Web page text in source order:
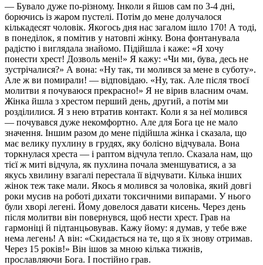
— Бувало дуже по-різному. Інколи я йшов сам по 3-4 дні,
борючись із жаром пустелі. Потім до мене долучалося
кількадесят чоловік. Якогось дня нас загалом ішло 170! А тоді,
в понеділок, я помітив у натовпі жінку. Вона фонтанувала
радістю і виглядала знайомо. Підійшла і каже: «Я хочу
понести хрест! Дозволь мені!» Я кажу: «Чи ми, бува, десь не
зустрічалися?» А вона: «Ну так, ти молився за мене в суботу».
Але ж ви помирали! — відповідаю. «Ну, так. Але після твоєї
молитви я почуваюся прекрасно!» Я не вірив власним очам.
Жінка йшла з хрестом перший день, другий, а потім ми
розділилися. Я з нею втратив контакт. Коли я за неї молився
— почувався дуже некомфортно. Але для Бога це не мало
значення. Іншим разом до мене підійшла жінка і сказала, що
має велику пухлину в грудях, яку болісно відчувала. Вона
торкнулася хреста — і раптом відчула тепло. Сказала нам, що
тієї ж миті відчула, як пухлина почала зменшуватися, а за
якусь хвилину взагалі перестала її відчувати. Кілька інших
жінок теж таке мали. Якось я молився за чоловіка, який довгі
роки мусив на роботі дихати токсичними випарами. У нього
були хворі легені. Йому довелося давати кисень. Через день
після молитви він повернувся, щоб нести хрест. Грав на
гармоніці й підтанцьовував. Кажу йому: я думав, у тебе вже
нема легень! А він: «Скидається на те, що я їх знову отримав.
Через 15 років!» Він ішов за мною кілька тижнів,
прославляючи Бога. І постійно грав.